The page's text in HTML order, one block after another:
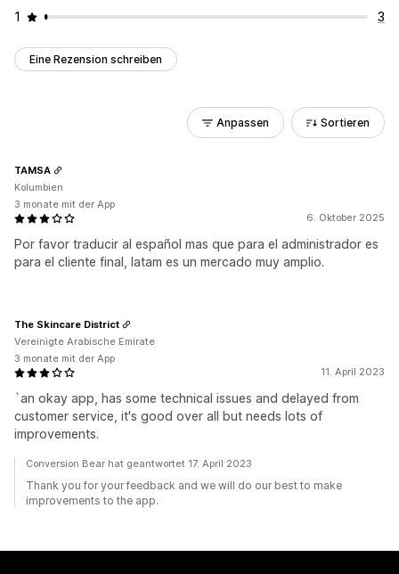
1
3
Eine Rezension schreiben
Anpassen Sortieren
6. Oktober 2025
Por favor traducir al español mas que para el administrador es
para el cliente final, latam es un mercado muy amplio.
TAMSA
Kolumbien
3 monate mit der App
11. April 2023
`an okay app, has some technical issues and delayed from
customer service, it's good over all but needs lots of
improvements.
The Skincare District
Vereinigte Arabische Emirate
3 monate mit der App
Conversion Bear hat geantwortet 17. April 2023
Thank you for your feedback and we will do our best to make
improvements to the app.